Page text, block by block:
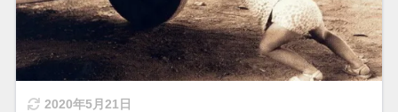
2020年5月21日